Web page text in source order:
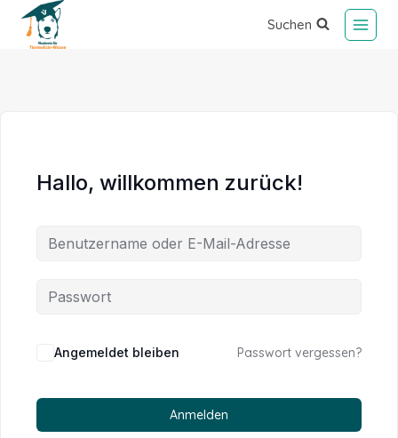
Suchen
Hallo, willkommen zurück!
Alternative:
Angemeldet bleiben Passwort vergessen?
Anmelden